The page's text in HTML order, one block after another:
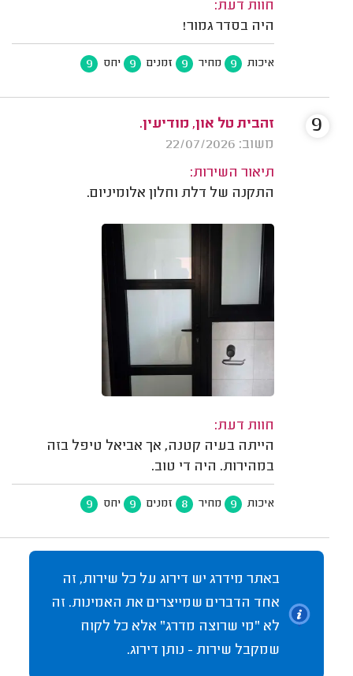
חוות דעת:
היה בסדר גמור!
איכות 9 מחיר 9 זמנים 9 יחס 9
זהבית טל און, מודיעין.
משוב: 22/07/2026
תיאור השירות:
התקנה של דלת וחלון אלומיניום.
חוות דעת:
הייתה בעיה קטנה, אך אביאל טיפל בזה
במהירות. היה די טוב.
איכות 9 מחיר 8 זמנים 9 יחס 9
9
באתר מידרג יש דירוג על כל שירות, זה
אחד הדברים שמייצרים את האמינות. זה
לא "מי שרוצה מדרג" אלא כל לקוח
שמקבל שירות - נותן דירוג.